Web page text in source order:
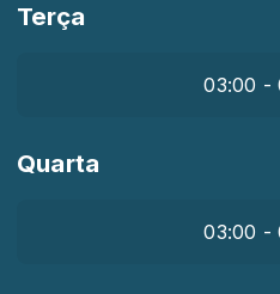
Terça
03:00 -
Quarta
03:00 -